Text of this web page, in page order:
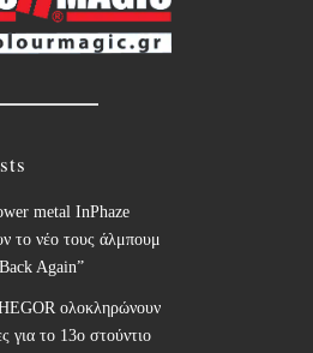
metal InPhaze
το νέο τους άλμπουμ
Again”
ολοκληρώνουν
για το 13ο στούντιο